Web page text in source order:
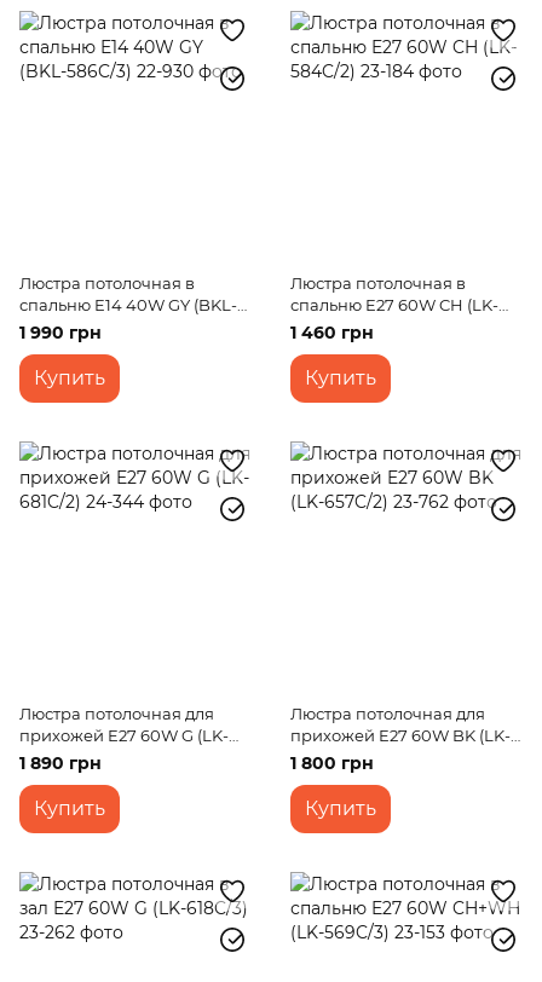
Люстра потолочная в
спальню E14 40W GY (BKL-
586C/3)
1 990 грн
Купить
Люстра потолочная в
спальню E27 60W CH (LK-
584C/2)
1 460 грн
Купить
Люстра потолочная для
прихожей E27 60W G (LK-
681C/2)
1 890 грн
Купить
Люстра потолочная для
прихожей E27 60W BK (LK-
657C/2)
1 800 грн
Купить